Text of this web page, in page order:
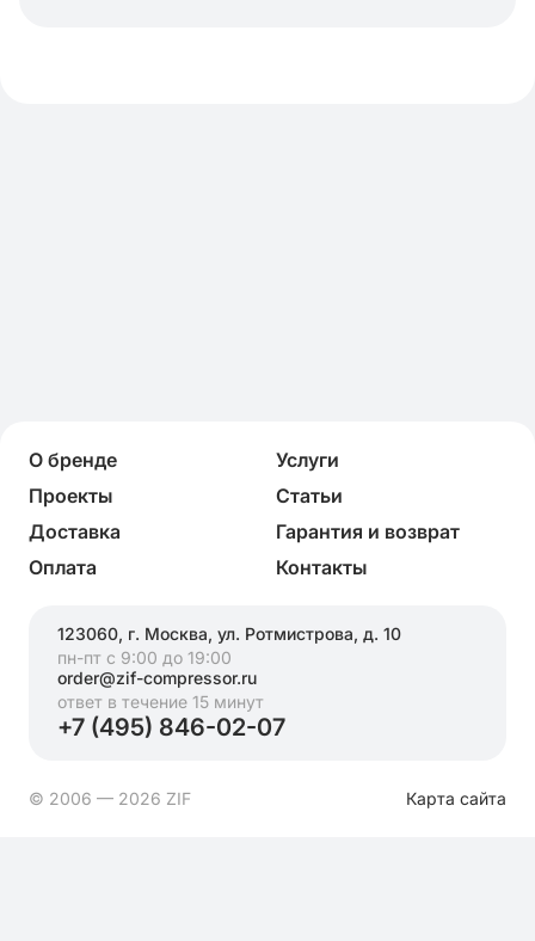
О бренде
Услуги
Проекты
Статьи
Доставка
Гарантия и возврат
Оплата
Контакты
123060, г. Москва, ул. Ротмистрова, д. 10
пн-пт с 9:00 до 19:00
order@zif-compressor.ru
ответ в течение 15 минут
+7 (495) 846-02-07
© 2006 — 2026 ZIF Карта сайта